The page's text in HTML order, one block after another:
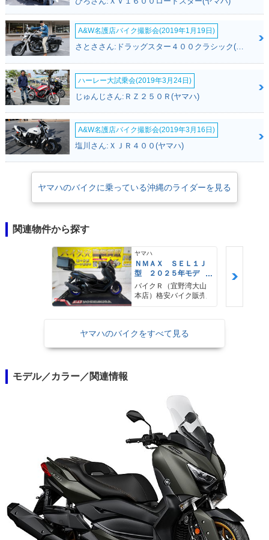
A&W名護店バイク撮影会(2019年1月19日)
さとささん:ドラッグスター４００クラシック(ヤマハ)
ハーレー大試乗会(2019年3月24日)
じゅんじさん:ＲＺ２５０Ｒ(ヤマハ)
A&W名護店バイク撮影会(2019年3月16日)
塩川さん:ＸＪＲ４００(ヤマハ)
ヤマハのバイクに乗っている沖縄のライダーを見る
関連物件から探す
ヤマハ
ＮＭＡＸ ＳＥＬ１Ｊ
型 ２０２５年モデ
ル ＡＢＳ キーレ
ス リアキャリア リ
アＢＯＸ
バイクＲ（宜野湾大山
本店）格安バイク販売
ヤマハのバイクをすべて見る
モデル／カラー／関連情報